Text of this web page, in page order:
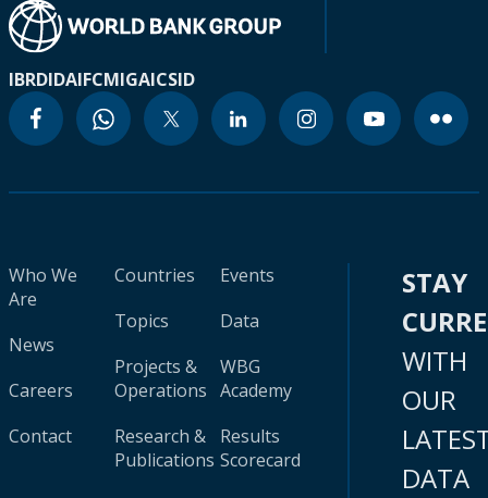
IBRDIDAIFCMIGAICSID
Who We
Are
News
Careers
Contact
Countries
Topics
Projects &
Operations
Research &
Publications
Events
Data
WBG
Academy
Results
Scorecard
STAY
WITH
OUR
DATA